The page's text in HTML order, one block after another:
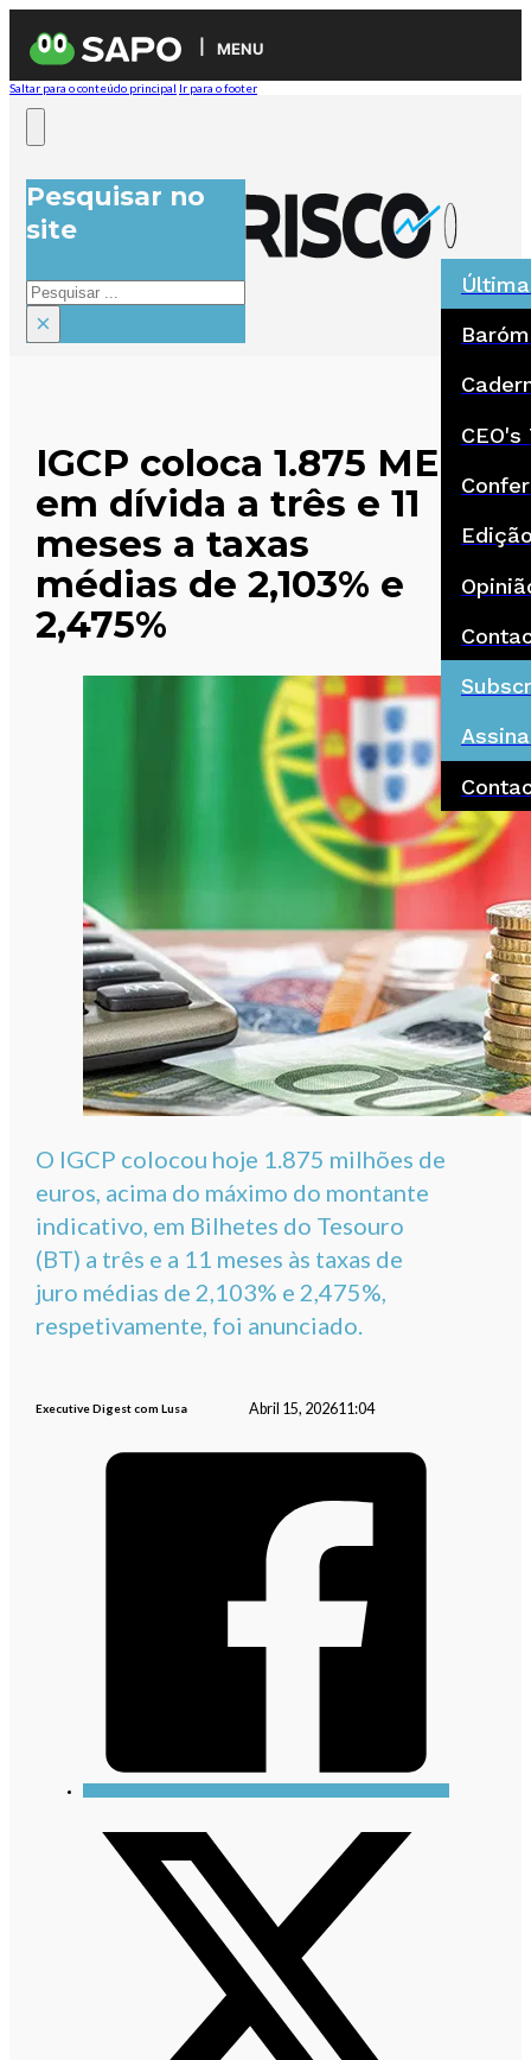
MENU
Saltar para o conteúdo principal Ir para o footer
Pesquisar no
site
Pesquisar
×
CEO's
IGCP coloca 1.875 ME
em dívida a três e 11
meses a taxas
médias de 2,103% e
2,475%
O IGCP colocou hoje 1.875 milhões de
euros, acima do máximo do montante
indicativo, em Bilhetes do Tesouro
(BT) a três e a 11 meses às taxas de
juro médias de 2,103% e 2,475%,
respetivamente, foi anunciado.
Executive Digest com Lusa Abril 15, 202611:04